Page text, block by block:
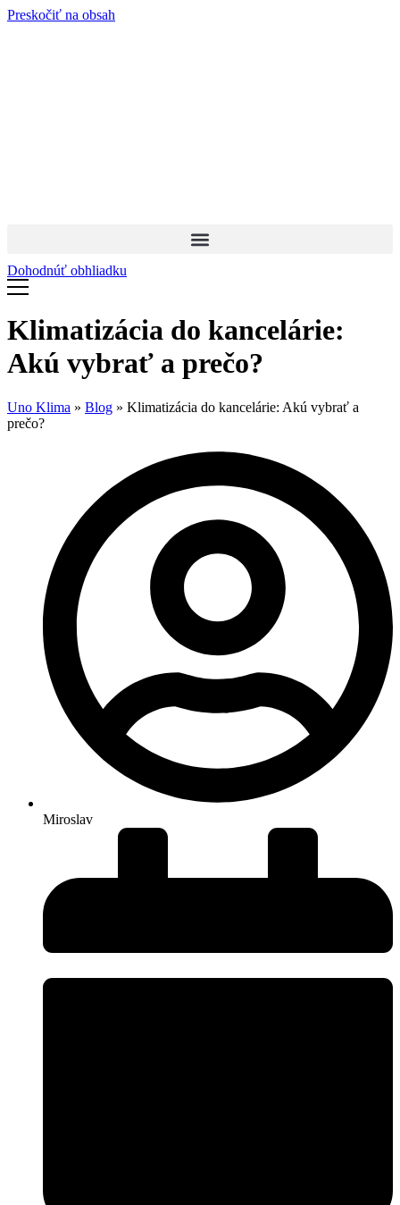
Preskočiť na obsah
Dohodnúť obhliadku
Klimatizácia do kancelárie:
Akú vybrať a prečo?
Uno Klima » Blog » Klimatizácia do kancelárie: Akú vybrať a
prečo?
Miroslav